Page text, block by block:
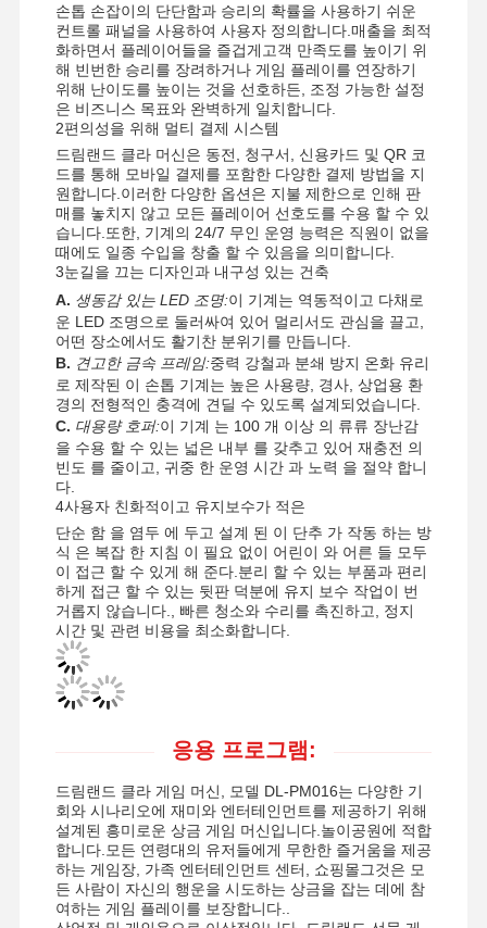
홈 제품 소개 동영상 회사 소개
손톱 손잡이의 단단함과 승리의 확률을 사용하기 쉬운
컨트롤 패널을 사용하여 사용자 정의합니다.매출을 최적
화하면서 플레이어들을 즐겁게고객 만족도를 높이기 위
해 빈번한 승리를 장려하거나 게임 플레이를 연장하기
위해 난이도를 높이는 것을 선호하든, 조정 가능한 설정
은 비즈니스 목표와 완벽하게 일치합니다.
2편의성을 위해 멀티 결제 시스템
드림랜드 클라 머신은 동전, 청구서, 신용카드 및 QR 코
드를 통해 모바일 결제를 포함한 다양한 결제 방법을 지
원합니다.이러한 다양한 옵션은 지불 제한으로 인해 판
매를 놓치지 않고 모든 플레이어 선호도를 수용 할 수 있
습니다.또한, 기계의 24/7 무인 운영 능력은 직원이 없을
때에도 일종 수입을 창출 할 수 있음을 의미합니다.
3눈길을 끄는 디자인과 내구성 있는 건축
A. 생동감 있는 LED 조명:이 기계는 역동적이고 다채로
운 LED 조명으로 둘러싸여 있어 멀리서도 관심을 끌고,
어떤 장소에서도 활기찬 분위기를 만듭니다.
B. 견고한 금속 프레임:중력 강철과 분쇄 방지 온화 유리
로 제작된 이 손톱 기계는 높은 사용량, 경사, 상업용 환
경의 전형적인 충격에 견딜 수 있도록 설계되었습니다.
C. 대용량 호퍼:이 기계 는 100 개 이상 의 류류 장난감
을 수용 할 수 있는 넓은 내부 를 갖추고 있어 재충전 의
빈도 를 줄이고, 귀중 한 운영 시간 과 노력 을 절약 합니
다.
4사용자 친화적이고 유지보수가 적은
단순 함 을 염두 에 두고 설계 된 이 단추 가 작동 하는 방
식 은 복잡 한 지침 이 필요 없이 어린이 와 어른 들 모두
이 접근 할 수 있게 해 준다.분리 할 수 있는 부품과 편리
하게 접근 할 수 있는 뒷판 덕분에 유지 보수 작업이 번
거롭지 않습니다., 빠른 청소와 수리를 촉진하고, 정지
시간 및 관련 비용을 최소화합니다.
응용 프로그램:
드림랜드 클라 게임 머신, 모델 DL-PM016는 다양한 기
회와 시나리오에 재미와 엔터테인먼트를 제공하기 위해
설계된 흥미로운 상금 게임 머신입니다.놀이공원에 적합
합니다.모든 연령대의 유저들에게 무한한 즐거움을 제공
하는 게임장, 가족 엔터테인먼트 센터, 쇼핑몰그것은 모
든 사람이 자신의 행운을 시도하는 상금을 잡는 데에 참
여하는 게임 플레이를 보장합니다..